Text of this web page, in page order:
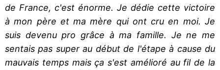
de France, c'est énorme. Je dédie cette victoire
à mon père et ma mère qui ont cru en moi. Je
suis devenu pro grâce à ma famille. Je ne me
sentais pas super au début de l'étape à cause du
mauvais temps mais ça s'est amélioré au fil de la